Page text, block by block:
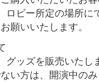
ビー所定の場所に
願いいたします。
ッズを販売いたし
い方は、開演中の